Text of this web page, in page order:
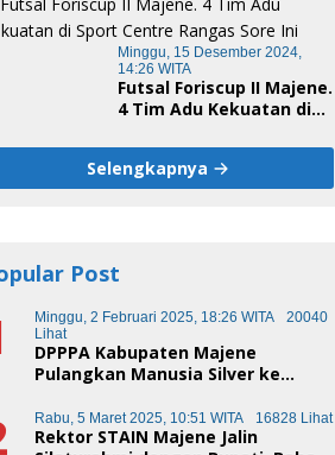
Minggu, 15 Desember 2024,
14:26 WITA
Futsal Foriscup II Majene.
4 Tim Adu Kekuatan di
Sore Ini
Selengkapnya
Post
Minggu, 2 Februari 2025, 18:26 WITA
20040
Lihat
DPPPA Kabupaten Majene
Pulangkan Manusia Silver ke
Rabu, 5 Maret 2025, 10:51 WITA 16828 Lihat
Rektor STAIN Majene Jalin